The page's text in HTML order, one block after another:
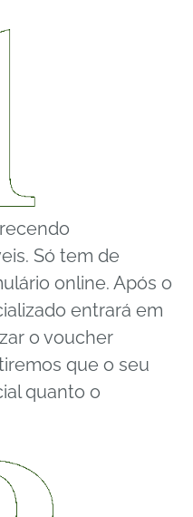
Só tem de
online. Após o
entrará em
o voucher
que o seu
quanto o